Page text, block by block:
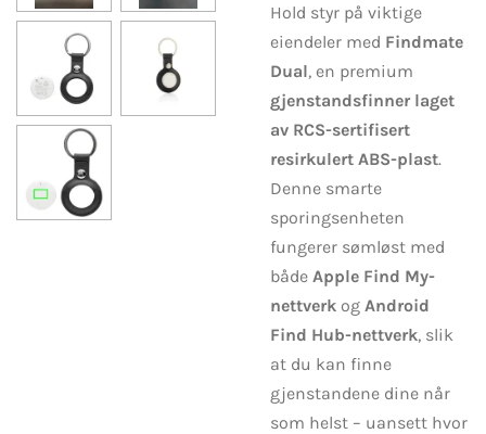
Hold styr på viktige
eiendeler med Findmate
Dual, en premium
gjenstandsfinner laget
av RCS-sertifisert
resirkulert ABS-plast.
Denne smarte
sporingsenheten
fungerer sømløst med
både Apple Find My-
nettverk og Android
Find Hub-nettverk, slik
at du kan finne
gjenstandene dine når
som helst – uansett hvor